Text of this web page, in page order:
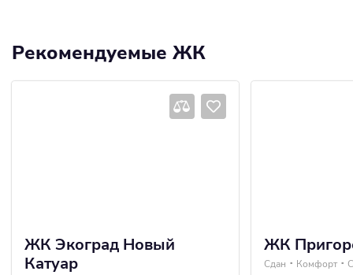
Рекомендуемые ЖК
ЖК Экоград Новый
Катуар
ЖК
Сдан Комфорт